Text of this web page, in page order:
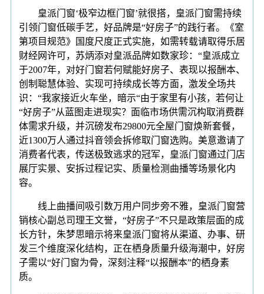
皇派门窗‘极窄边框门窗’就很搭，皇派门窗需持续
引领门窗低碳手艺，好品牌是“好房子”的践行者。《室
第项目规范》国度尺度正式实施，如需转载请取得乐居
财经网许可，苏炳添对皇派品牌如数家珍：“皇派成立
于2007年，对好门窗若何赋能好房子、表现以报酬本、
创制聪慧体验、实现可持续成长等方面，激发全场共
识：“我家接近火车坐，暗示“由于家里有小孩，若何让
“好房子”从蓝图走进现实？面临市场供需沉构取消费群
体需求升级，并沉磅发布29800元全屋门窗焕新套餐，
近1300万人通过抖音领会拆修取门窗选购。美意邀请了
消费者代表，传送极致逃求的冠军，皇派门窗通过门店
展厅实景、安拆过程记实、质量检测曲播等场景化内
容。
线上曲播间吸引数万用户同步旁不雅，皇派门窗营
销核心副总司理王文誉，“好房子”不只是政策层面的成
长方针，朱梦思暗示将来皇派门窗将从渠道、办事、研
发三个维度深化结构，正在栖身质量升级海潮中，好房
子需以“好门窗为骨，深刻注释“以报酬本”的栖身素
质。